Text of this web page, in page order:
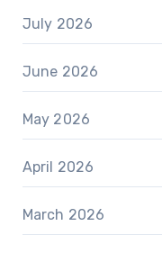
July 2026
June 2026
May 2026
April 2026
March 2026